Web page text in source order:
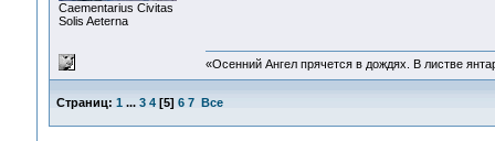
Сaementarius Civitas
Solis Aeterna
«Осенний Ангел прячется в дождях. В листве
Страниц: 1 ... 3 4[5] 6 7 Все